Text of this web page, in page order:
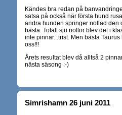
Kändes bra redan på
satsa på också när första hund
andra hunden springer nollad den
bästa. Totalt sju nollor blev det i
inte pinnar...trist. Men bästa
oss!!!
Årets resultat blev då alltså 2
nästa säsong :-)
Simrishamn 26 juni 2011